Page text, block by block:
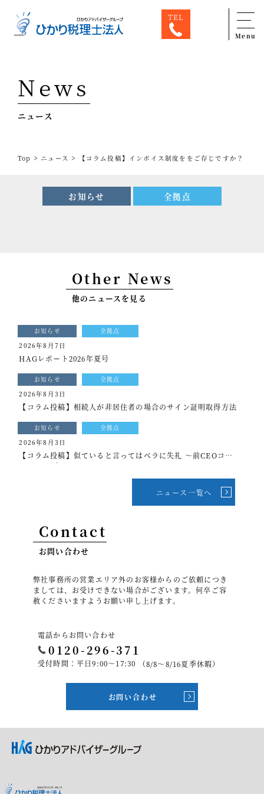
TEL
Menu
専門家一覧
ひかり税理士法人について
税務顧問料金表
HAGレポート
採用情報
税理士変更をお考えの方
メールマガジン登録
ニュース
Twitter
News
ニュース
Top > ニュース > 【コラム投稿】インボイス制度ををご存じですか？
お知らせ 全拠点
Other News
他のニュースを見る
お知らせ 全拠点
2026年8月7日
HAGレポート2026年夏号
お知らせ 全拠点
2026年8月3日
【コラム投稿】相続人が非居住者の場合のサイン証明取得方法
お知らせ 全拠点
2026年8月3日
【コラム投稿】似ていると言ってはベラに失礼 ～前CEOコラ
ム[もっと光を]vol.339
ニュース一覧へ
Contact
お問い合わせ
弊社事務所の営業エリア外のお客様からのご依頼につき
ましては、お受けできない場合がございます。何卒ご容
赦くださいますようお願い申し上げます。
電話からお問い合わせ
0120-296-371
受付時間：平日9:00～17:30 （8/8～8/16夏季休暇）
お問い合わせ